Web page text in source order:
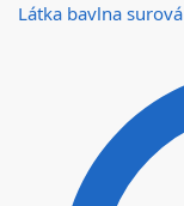
Látka bavlna surová